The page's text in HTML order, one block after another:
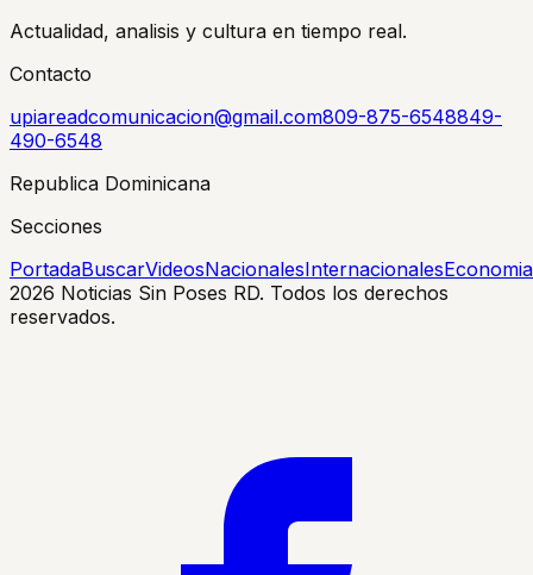
Actualidad, analisis y cultura en tiempo real.
Contacto
upiareadcomunicacion@gmail.com809-875-6548849-
490-6548
Republica Dominicana
Secciones
PortadaBuscarVideosNacionalesInternacionalesEconomia
2026 Noticias Sin Poses RD. Todos los derechos
reservados.